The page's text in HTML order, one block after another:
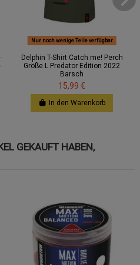
Nur noch wenige Teile verfügbar
Delphin T-Shirt Catch me! Perch
Größe L Predator Edition 2022
Barsch
15,99 €
In den Warenkorb
GEKAUFT HABEN,